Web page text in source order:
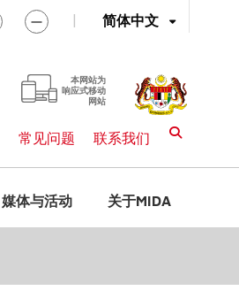
简体中文
|
本网站为
响应式移动
网站
常见问题 联系我们
媒体与活动 关于MIDA